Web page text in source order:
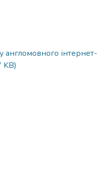
англомовного інтернет-
KB)